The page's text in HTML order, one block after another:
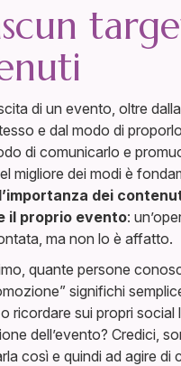
di un evento, oltre
e dal modo di
di comunicarlo e
migliore dei modi è
l’importanza dei
il proprio evento:
ma non lo è affatto.
quante persone
significhi
ricordare sui propri social
dell’evento? Credici,
così e quindi ad agire di